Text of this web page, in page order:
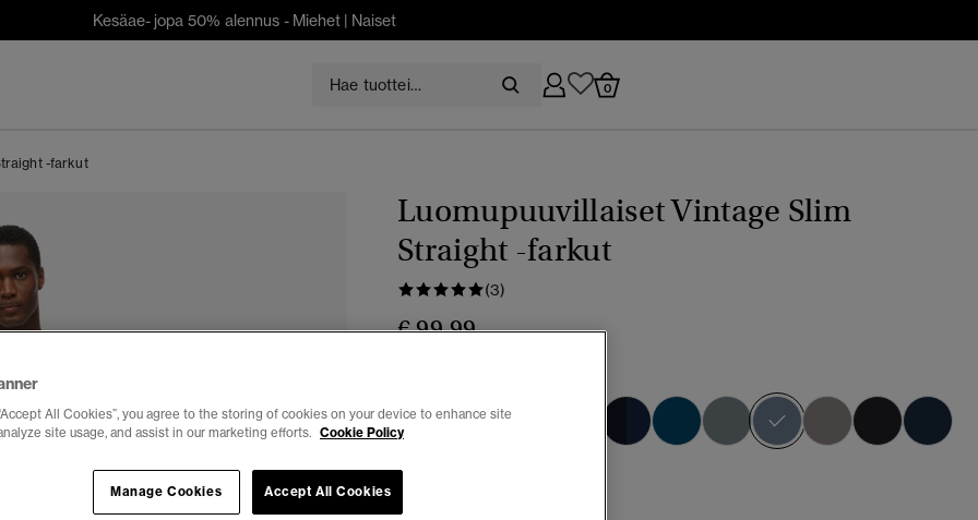
Kesäae- jopa 50% alennus - Miehet | Naiset
0
-farkut
Luomupuuvillaiset Vintage Slim
Straight -farkut
(3)
€ 99,99
valittu
All Cookies”, you agree to the storing of cookies on your device to enhance site
site usage, and assist in our marketing efforts. Cookie Policy
Accept All Cookies
Manage Cookies